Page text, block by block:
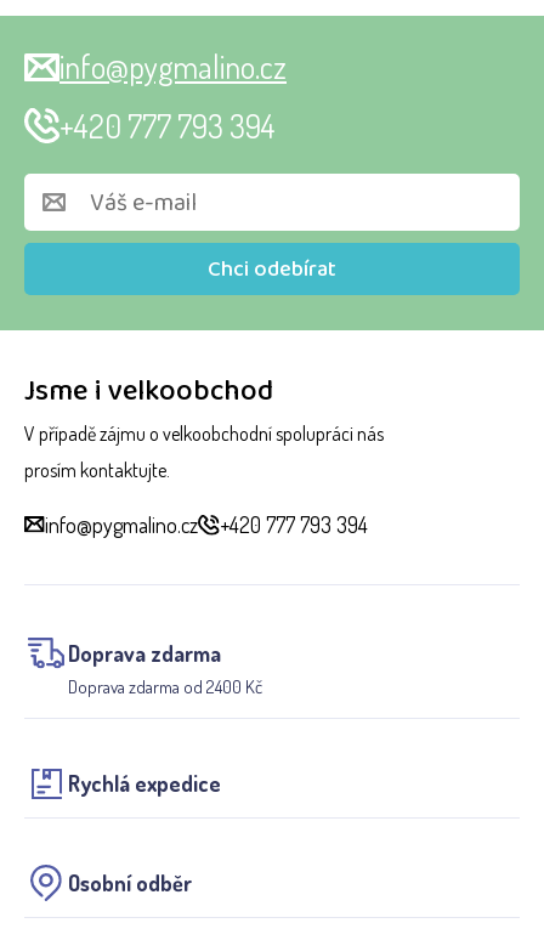
Jsme i velkoobchod
V případě zájmu o velkoobchodní spolupráci nás
prosím kontaktujte.
info@pygmalino.cz +420 777 793 394
Doprava zdarma
Doprava zdarma od 2400 Kč
Rychlá expedice
Osobní odběr
Chci odebírat
info@pygmalino.cz
+420 777 793 394